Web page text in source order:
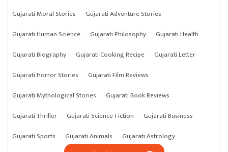
Gujarati Moral Stories
Gujarati Adventure Stories
Gujarati Human Science
Gujarati Philosophy
Gujarati Health
Gujarati Biography
Gujarati Cooking Recipe
Gujarati Letter
Gujarati Horror Stories
Gujarati Film Reviews
Gujarati Mythological Stories
Gujarati Book Reviews
Gujarati Thriller
Gujarati Science-Fiction
Gujarati Business
Gujarati Sports
Gujarati Animals
Gujarati Astrology